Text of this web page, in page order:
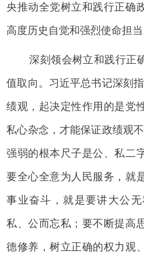
央推动全党树立和践行正确
高度历史自觉和强烈使命担当
深刻领会树立和践行正
值取向。习近平总书记深刻
绩观，起决定性作用的是党
私心杂念，才能保证政绩观
强弱的根本尺子是公、私二
要全心全意为人民服务，就
事业奋斗，就是要讲大公
私、公而忘私；要不断提高
德修养，树立正确的权力观